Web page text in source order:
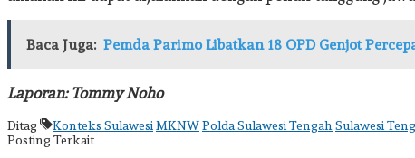
Baca Juga: Pemda Parimo Libatkan 18 OPD Genjot
Laporan: Tommy Noho
Ditag Konteks Sulawesi MKNWPolda Sulawesi Tengah Sulawesi
Posting Terkait